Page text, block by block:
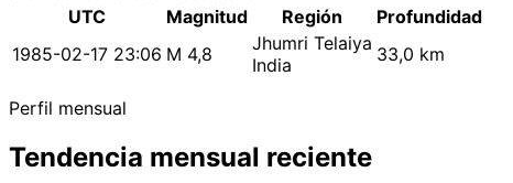
UTC
Magnitud Región
Profundidad
1985-02-17 23:06 M 4,8
Jhumri Telaiya
India
33,0 km
Perfil mensual
Tendencia mensual reciente